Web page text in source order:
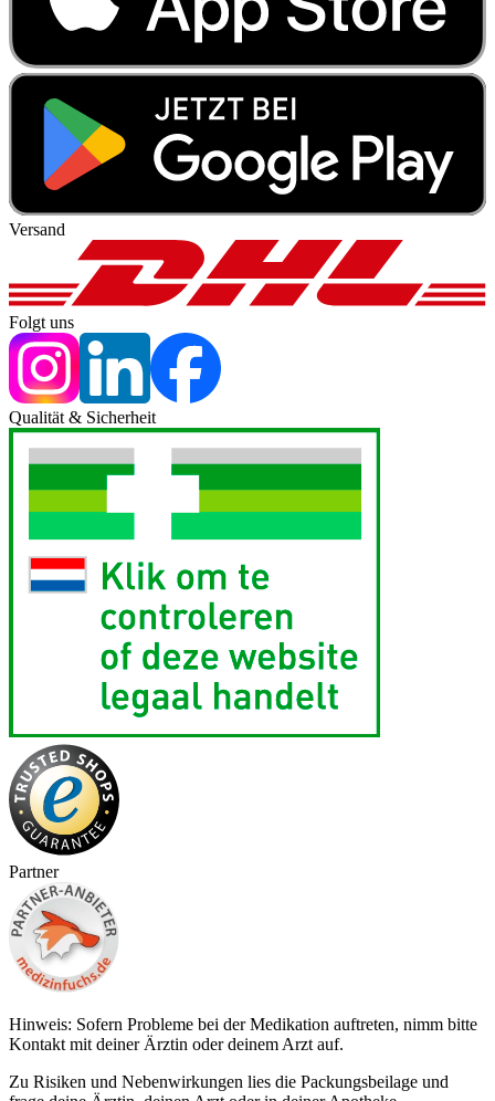
Versand
Folgt uns
Qualität & Sicherheit
Partner
Hinweis: Sofern Probleme bei der Medikation auftreten, nimm bitte
Kontakt mit deiner Ärztin oder deinem Arzt auf.
Zu Risiken und Nebenwirkungen lies die Packungsbeilage und